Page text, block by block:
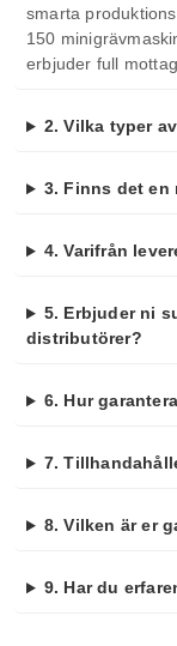
smarta
150
erbjuder full
2. Vilka typer
3. Finns det en
4. Varifrån
5. Erbjuder ni
distributörer?
6. Hur
7.
8. Vilken är er
9. Har du